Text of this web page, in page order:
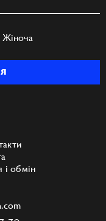
Жіноча
і обмін